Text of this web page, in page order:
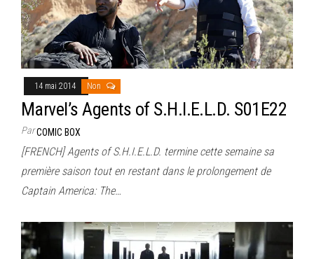
14 mai 2014 Non
Marvel’s Agents of S.H.I.E.L.D. S01E22
ParCOMIC BOX
[FRENCH] Agents of S.H.I.E.L.D. termine cette semaine sa
première saison tout en restant dans le prolongement de
Captain America: The…